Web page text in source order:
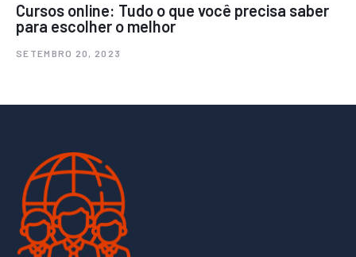
Cursos online: Tudo o que você precisa saber
para escolher o melhor
SETEMBRO 20, 2023